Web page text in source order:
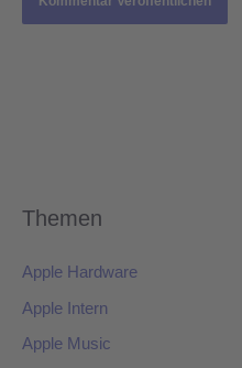
Themen
Apple Hardware
Apple Intern
Apple Music